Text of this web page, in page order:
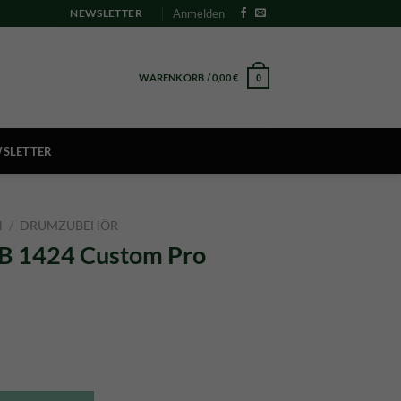
NEWSLETTER Anmelden
WARENKORB /0,00€ 0
/ DRUMZUBEHÖR
1424 Custom Pro